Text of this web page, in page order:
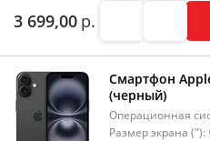
3 699,00 р.
Смартфон
(черный)
Операционная
Размер экрана ("):